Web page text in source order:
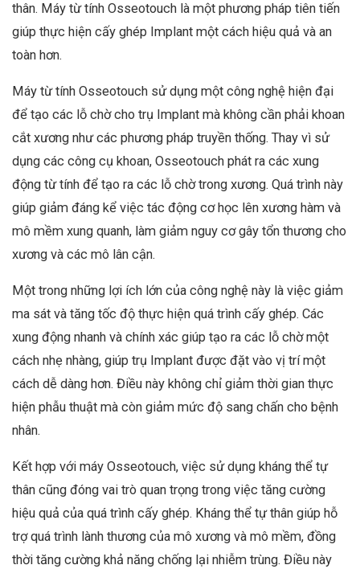
thân. Máy từ tính Osseotouch là một phương pháp tiên tiến
giúp thực hiện cấy ghép Implant một cách hiệu quả và an
toàn hơn.
Máy từ tính Osseotouch sử dụng một công nghệ hiện đại
để tạo các lỗ chờ cho trụ Implant mà không cần phải khoan
cắt xương như các phương pháp truyền thống. Thay vì sử
dụng các công cụ khoan, Osseotouch phát ra các xung
động từ tính để tạo ra các lỗ chờ trong xương. Quá trình này
giúp giảm đáng kể việc tác động cơ học lên xương hàm và
mô mềm xung quanh, làm giảm nguy cơ gây tổn thương cho
xương và các mô lân cận.
Một trong những lợi ích lớn của công nghệ này là việc giảm
ma sát và tăng tốc độ thực hiện quá trình cấy ghép. Các
xung động nhanh và chính xác giúp tạo ra các lỗ chờ một
cách nhẹ nhàng, giúp trụ Implant được đặt vào vị trí một
cách dễ dàng hơn. Điều này không chỉ giảm thời gian thực
hiện phẫu thuật mà còn giảm mức độ sang chấn cho bệnh
nhân.
Kết hợp với máy Osseotouch, việc sử dụng kháng thể tự
thân cũng đóng vai trò quan trọng trong việc tăng cường
hiệu quả của quá trình cấy ghép. Kháng thể tự thân giúp hỗ
trợ quá trình lành thương của mô xương và mô mềm, đồng
thời tăng cường khả năng chống lại nhiễm trùng. Điều này